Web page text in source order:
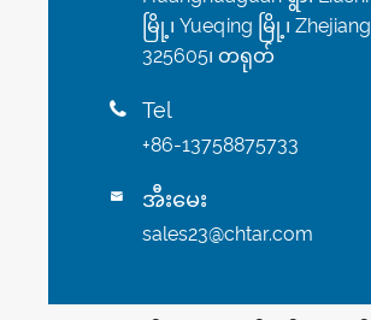
မြို့၊ Yueqing မြို့၊ Zhejiang
325605၊ တရုတ်
 Tel
+86-13758875733
 အီးမေး
sales23@chtar.com